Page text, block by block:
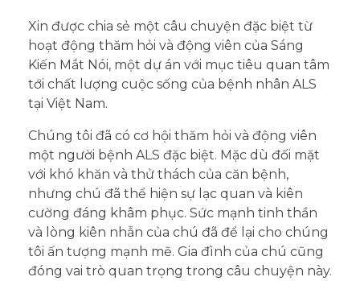
Xin được chia sẻ một câu chuyện đặc biệt từ
hoạt động thăm hỏi và động viên của Sáng
Kiến Mắt Nói, một dự án với mục tiêu quan tâm
tới chất lượng cuộc sống của bệnh nhân ALS
tại Việt Nam.
Chúng tôi đã có cơ hội thăm hỏi và động viên
một người bệnh ALS đặc biệt. Mặc dù đối mặt
với khó khăn và thử thách của căn bệnh,
nhưng chú đã thể hiện sự lạc quan và kiên
cường đáng khâm phục. Sức mạnh tinh thần
và lòng kiên nhẫn của chú đã để lại cho chúng
tôi ấn tượng mạnh mẽ. Gia đình của chú cũng
đóng vai trò quan trọng trong câu chuyện này.